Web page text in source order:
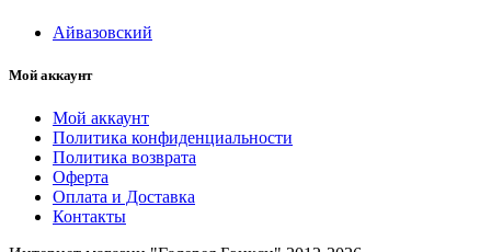
Айвазовский
Мой аккаунт
Мой аккаунт
Политика конфиденциальности
Политика возврата
Оферта
Оплата и Доставка
Контакты